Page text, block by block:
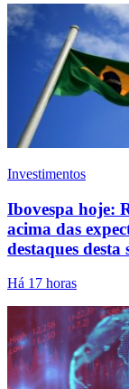
Investimentos
Ibovespa hoje:
acima das
destaques desta
Há 17 horas